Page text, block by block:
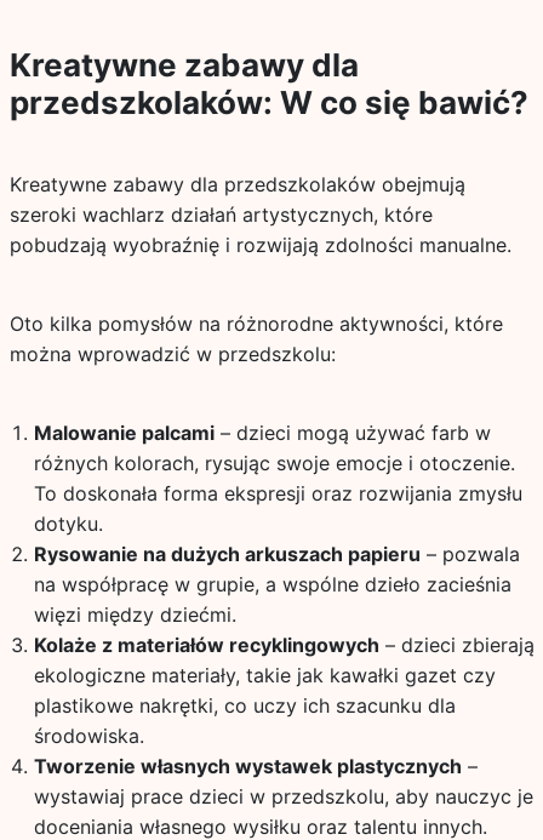
Kreatywne zabawy dla
przedszkolaków: W co się bawić?
Kreatywne zabawy dla przedszkolaków obejmują
szeroki wachlarz działań artystycznych, które
pobudzają wyobraźnię i rozwijają zdolności manualne.
Oto kilka pomysłów na różnorodne aktywności, które
można wprowadzić w przedszkolu:
Malowanie palcami– dzieci mogą używać farb w
różnych kolorach, rysując swoje emocje i otoczenie.
To doskonała forma ekspresji oraz rozwijania zmysłu
dotyku.
Rysowanie na dużych arkuszach papieru – pozwala
na współpracę w grupie, a wspólne dzieło zacieśnia
więzi między dziećmi.
Kolaże z materiałów recyklingowych – dzieci zbierają
ekologiczne materiały, takie jak kawałki gazet czy
plastikowe nakrętki, co uczy ich szacunku dla
środowiska.
Tworzenie własnych wystawek plastycznych –
wystawiaj prace dzieci w przedszkolu, aby nauczyc je
doceniania własnego wysiłku oraz talentu innych.